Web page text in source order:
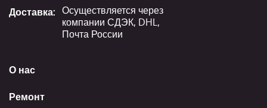
О нас
Ремонт
Доставка: Осуществляется через
компании СДЭК, DHL,
Почта России